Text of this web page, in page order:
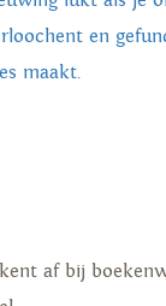
en
maakt.
af bij